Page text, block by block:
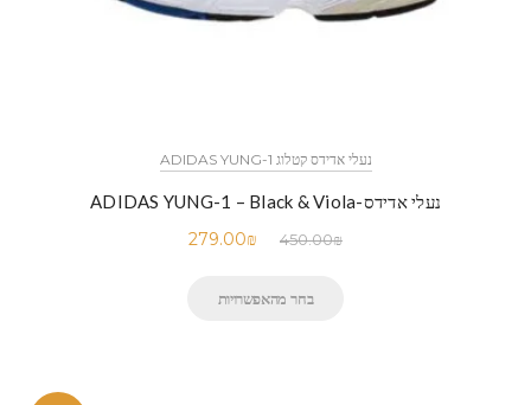
נעלי אדידס קטלוג ADIDAS YUNG-1
נעלי אדידס-ADIDAS YUNG-1 – Black & Viola
450.00₪
279.00₪
בחר מהאפשרויות